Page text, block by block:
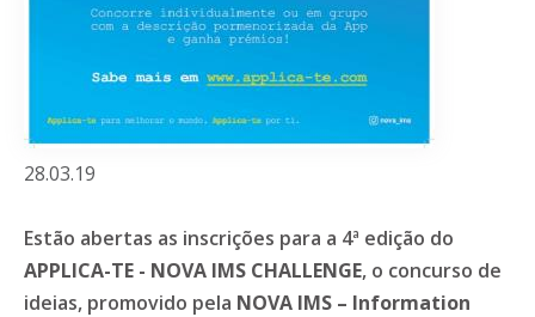
28.03.19
Estão abertas as inscrições para a 4ª edição do
APPLICA-TE - NOVA IMS CHALLENGE, o concurso de
ideias, promovido pela NOVA IMS – Information